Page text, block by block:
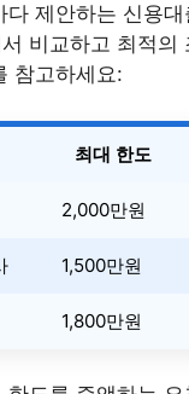
다 제안하는 신용
비교하고 최적의
참고하세요:
최대 한도
2,000만원
1,500만원
1,800만원